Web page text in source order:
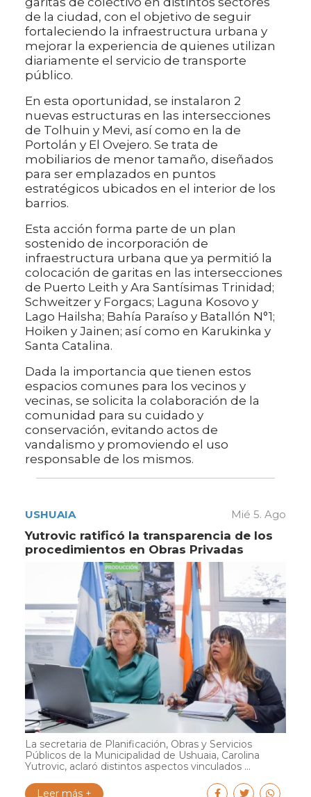
de la ciudad, con el objetivo de seguir
fortaleciendo la infraestructura urbana y
mejorar la experiencia de quienes utilizan
diariamente el servicio de transporte
público.
En esta oportunidad, se instalaron 2
nuevas estructuras en las intersecciones
de Tolhuin y Mevi, así como en la de
Portolán y El Ovejero. Se trata de
mobiliarios de menor tamaño, diseñados
para ser emplazados en puntos
estratégicos ubicados en el interior de los
barrios.
Esta acción forma parte de un plan
sostenido de incorporación de
infraestructura urbana que ya permitió la
colocación de garitas en las intersecciones
de Puerto Leith y Ara Santísimas Trinidad;
Schweitzer y Forgacs; Laguna Kosovo y
Lago Hailsha; Bahía Paraíso y Batallón N°1;
Hoiken y Jainen; así como en Karukinka y
Santa Catalina.
Dada la importancia que tienen estos
espacios comunes para los vecinos y
vecinas, se solicita la colaboración de la
comunidad para su cuidado y
conservación, evitando actos de
vandalismo y promoviendo el uso
responsable de los mismos.
USHUAIA Mié 5. Ago
Yutrovic ratificó la transparencia de los
procedimientos en Obras Privadas
La secretaria de Planificación, Obras y Servicios
Públicos de la Municipalidad de Ushuaia, Carolina
Yutrovic, aclaró distintos aspectos vinculados ...
Leer más +